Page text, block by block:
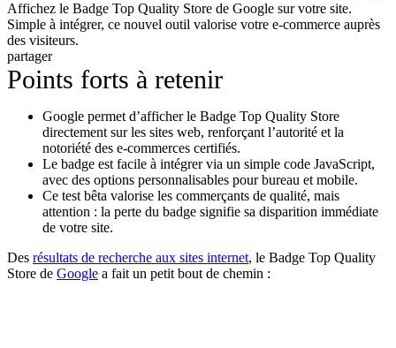
Affichez le Badge Top Quality Store de Google sur votre site.
Simple à intégrer, ce nouvel outil valorise votre e-commerce auprès
des visiteurs.
partager
Points forts à retenir
Google permet d’afficher le Badge Top Quality Store
directement sur les sites web, renforçant l’autorité et la
notoriété des e-commerces certifiés.
Le badge est facile à intégrer via un simple code JavaScript,
avec des options personnalisables pour bureau et mobile.
Ce test bêta valorise les commerçants de qualité, mais
attention : la perte du badge signifie sa disparition immédiate
de votre site.
Des résultats de recherche aux sites internet, le Badge Top Quality
Store de Google a fait un petit bout de chemin :